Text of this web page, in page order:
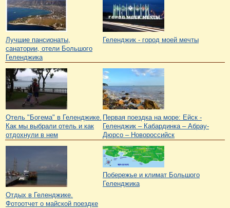
Лучшие пансионаты,
санатории, отели Большого
Геленджика
Геленджик - город моей мечты
Отель "Богема" в Геленджике.
Как мы выбрали отель и как
отдохнули в нем
Первая поездка на море: Ейск -
Геленджик – Кабардинка – Абрау-
Дюрсо – Новороссийск
Отдых в Геленджике.
Фотоотчет о майской поездке
Побережье и климат Большого
Геленджика